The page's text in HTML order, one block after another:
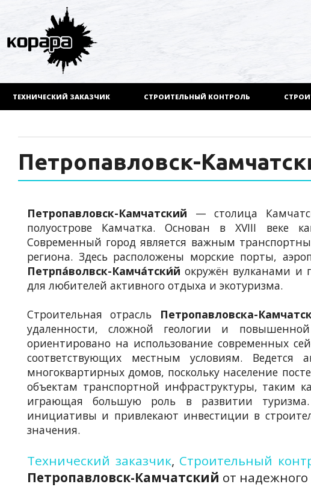
ТЕХНИЧЕСКИЙ ЗАКАЗЧИК СТРОИТЕЛЬНЫЙ КОНТРОЛЬ
Петропавловск-
Петропавловск-Камчатский — столица
полуострове Камчатка. Основан в XVIII веке
Современный город является важным
региона. Здесь расположены морские порты,
Петрпа́волвск-Камча́тски́й окружён вулканами и
для любителей активного отдыха и экотуризма.
Строительная отрасль Петропавловска-
удаленности, сложной геологии и
ориентировано на использование современных
соответствующих местным условиям. Ведется
многоквартирных домов, поскольку население
объектам транспортной инфраструктуры, таким
играющая большую роль в развитии
инициативы и привлекают инвестиции в
значения.
Технический заказчик, Строительный
Петропавловск-Камчатский от